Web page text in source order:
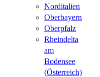
Norditalien
Oberbayern
Oberpfalz
Rheindelta
am
Bodensee
(Österreich)